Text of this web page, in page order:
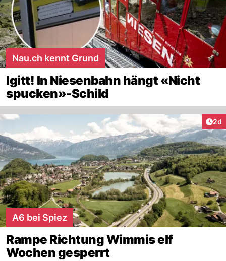
Nau.ch kennt Grund
Igitt! In Niesenbahn hängt «Nicht
spucken»-Schild
2d
A6 bei Spiez
Rampe Richtung Wimmis elf
Wochen gesperrt